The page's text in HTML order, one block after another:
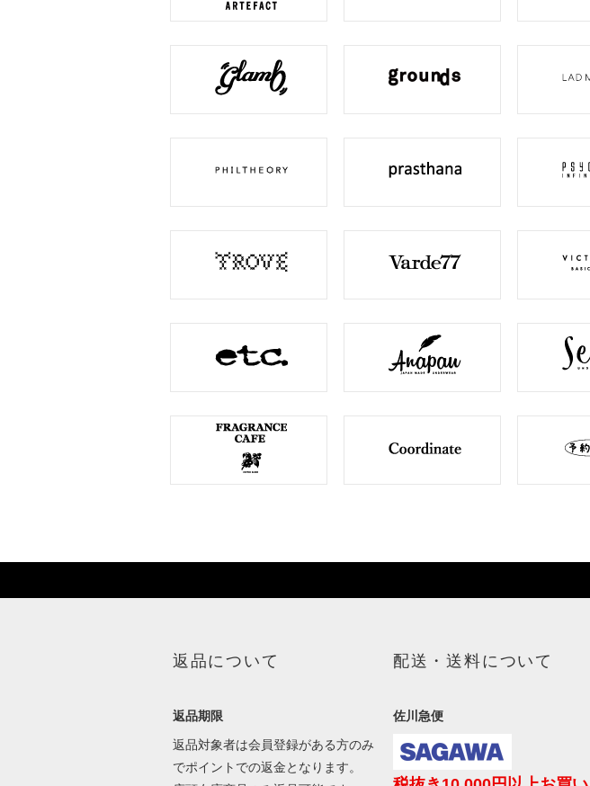
返品について
返品期限
返品対象者は会員登録がある方のみ
でポイントでの返金となります。
配送・送料について
佐川急便